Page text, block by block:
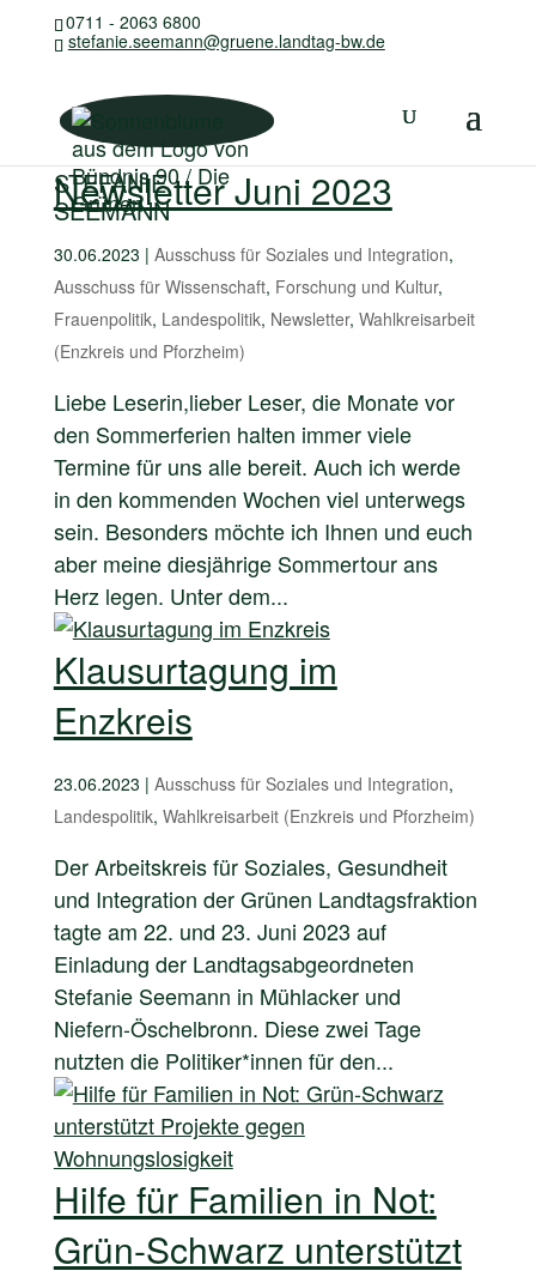
0711 - 2063 6800
stefanie.seemann@gruene.landtag-bw.de
STEFANIE
SEEMANN
Newsletter Juni 2023
30.06.2023 | Ausschuss für Soziales und Integration,
Ausschuss für Wissenschaft, Forschung und Kultur,
Frauenpolitik, Landespolitik, Newsletter, Wahlkreisarbeit
(Enzkreis und Pforzheim)
Liebe Leserin,lieber Leser, die Monate vor
den Sommerferien halten immer viele
Termine für uns alle bereit. Auch ich werde
in den kommenden Wochen viel unterwegs
sein. Besonders möchte ich Ihnen und euch
aber meine diesjährige Sommertour ans
Herz legen. Unter dem...
Klausurtagung im
Enzkreis
23.06.2023 | Ausschuss für Soziales und Integration,
Landespolitik, Wahlkreisarbeit (Enzkreis und Pforzheim)
Der Arbeitskreis für Soziales, Gesundheit
und Integration der Grünen Landtagsfraktion
tagte am 22. und 23. Juni 2023 auf
Einladung der Landtagsabgeordneten
Stefanie Seemann in Mühlacker und
Niefern-Öschelbronn. Diese zwei Tage
nutzten die Politiker*innen für den...
Hilfe für Familien in Not:
Grün-Schwarz unterstützt